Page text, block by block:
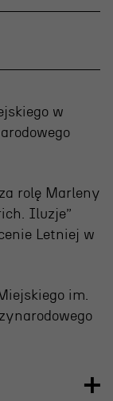
w
rolę Marleny
Iluzje”
Letniej w
im.